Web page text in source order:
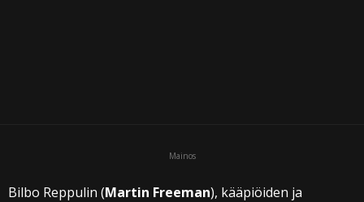
Mainos
Bilbo Reppulin (Martin Freeman), kääpiöiden ja